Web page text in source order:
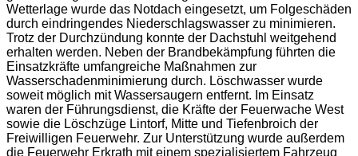
Wetterlage wurde das Notdach eingesetzt, um Folgeschäden
durch eindringendes Niederschlagswasser zu minimieren.
Trotz der Durchzündung konnte der Dachstuhl weitgehend
erhalten werden. Neben der Brandbekämpfung führten die
Einsatzkräfte umfangreiche Maßnahmen zur
Wasserschadenminimierung durch. Löschwasser wurde
soweit möglich mit Wassersaugern entfernt. Im Einsatz
waren der Führungsdienst, die Kräfte der Feuerwache West
sowie die Löschzüge Lintorf, Mitte und Tiefenbroich der
Freiwilligen Feuerwehr. Zur Unterstützung wurde außerdem
die Feuerwehr Erkrath mit einem spezialisiertem Fahrzeug